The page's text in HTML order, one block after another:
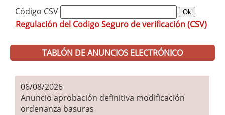
Código CSV
Regulación del Codigo Seguro de verificación (CSV)
TABLÓN DE ANUNCIOS ELECTRÓNICO
06/08/2026
Anuncio aprobación definitiva modificación
ordenanza basuras